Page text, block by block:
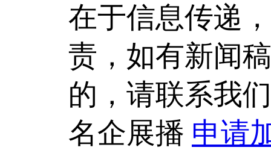
在于信息传递
责，如有新闻
的，请联系我
名企展播 申请